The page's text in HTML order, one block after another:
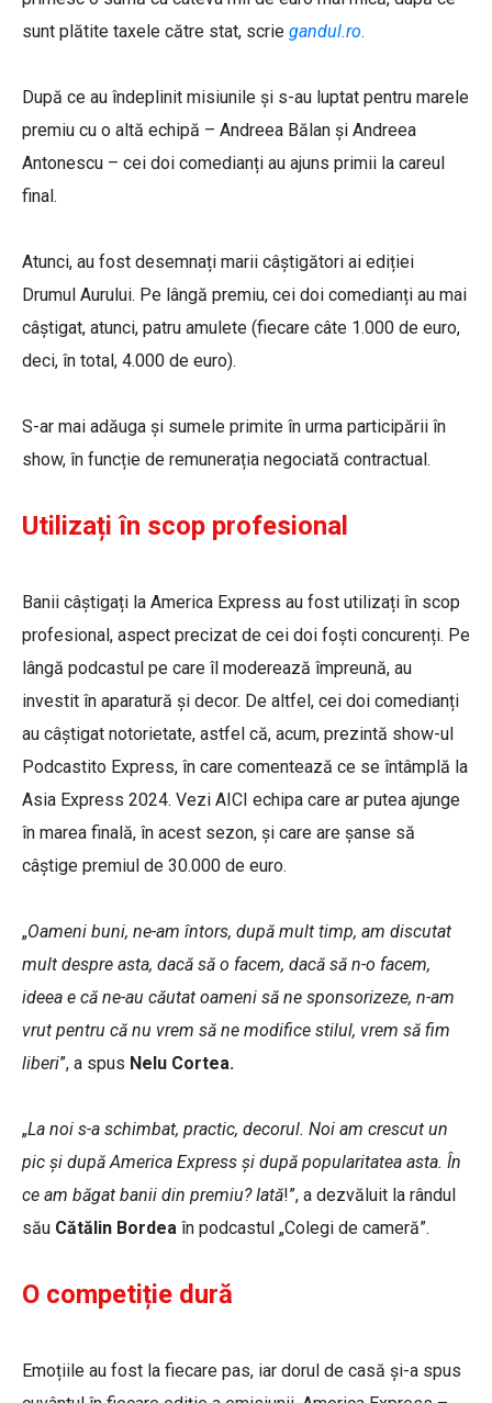
sunt plătite taxele către stat, scrie gandul.ro.
După ce au îndeplinit misiunile și s-au luptat pentru marele
premiu cu o altă echipă – Andreea Bălan și Andreea
Antonescu – cei doi comedianți au ajuns primii la careul
final.
Atunci, au fost desemnați marii câștigători ai ediției
Drumul Aurului. Pe lângă premiu, cei doi comedianți au mai
câștigat, atunci, patru amulete (fiecare câte 1.000 de euro,
deci, în total, 4.000 de euro).
S-ar mai adăuga și sumele primite în urma participării în
show, în funcție de remunerația negociată contractual.
Utilizați în scop profesional
Banii câștigați la America Express au fost utilizați în scop
profesional, aspect precizat de cei doi foști concurenți. Pe
lângă podcastul pe care îl moderează împreună, au
investit în aparatură și decor. De altfel, cei doi comedianți
au câștigat notorietate, astfel că, acum, prezintă show-ul
Podcastito Express, în care comentează ce se întâmplă la
Asia Express 2024. Vezi AICI echipa care ar putea ajunge
în marea finală, în acest sezon, și care are șanse să
câștige premiul de 30.000 de euro.
„Oameni buni, ne-am întors, după mult timp, am discutat
mult despre asta, dacă să o facem, dacă să n-o facem,
ideea e că ne-au căutat oameni să ne sponsorizeze, n-am
vrut pentru că nu vrem să ne modifice stilul, vrem să fim
liberi”, a spus Nelu Cortea.
„La noi s-a schimbat, practic, decorul. Noi am crescut un
pic și după America Express și după popularitatea asta. În
ce am băgat banii din premiu? Iată!”, a dezvăluit la rândul
său Cătălin Bordea în podcastul „Colegi de cameră”.
O competiție dură
Emoțiile au fost la fiecare pas, iar dorul de casă și-a spus